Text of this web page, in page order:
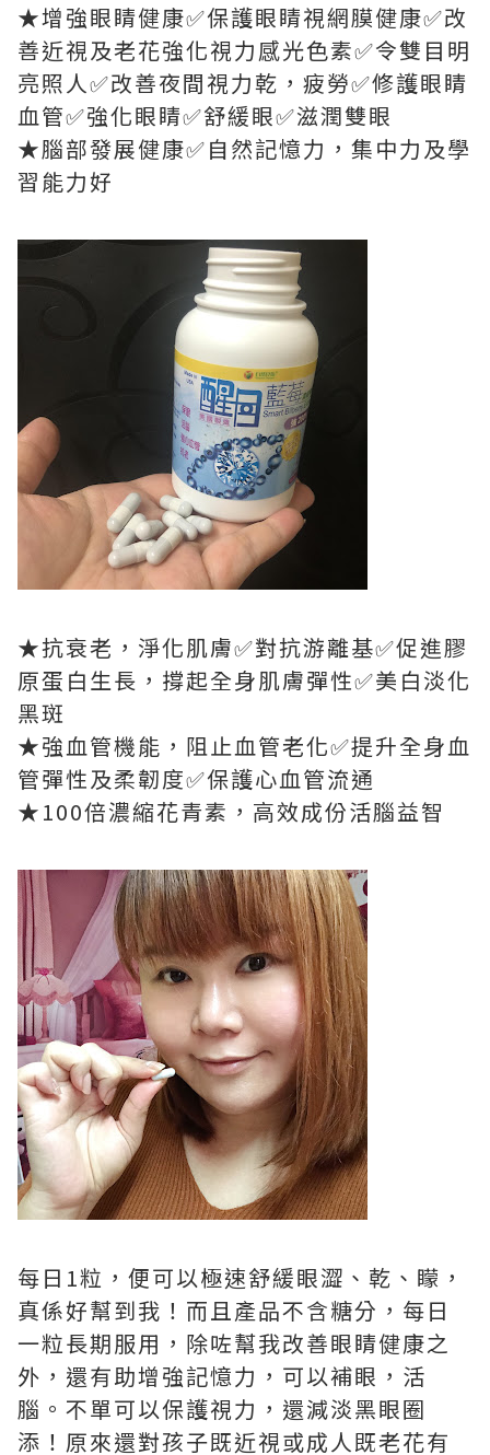
★增強眼睛健康✅保護眼睛視網膜健康✅改
善近視及老花強化視力感光色素✅令雙目明
亮照人✅改善夜間視力乾，疲勞✅修護眼睛
血管✅強化眼睛✅舒緩眼✅滋潤雙眼
★腦部發展健康✅自然記憶力，集中力及學
習能力好
★抗衰老，淨化肌膚✅對抗游離基✅促進膠
原蛋白生長，撐起全身肌膚彈性✅美白淡化
黑斑
★強血管機能，阻止血管老化✅提升全身血
管彈性及柔韌度✅保護心血管流通
★100倍濃縮花青素，高效成份活腦益智
每日1粒，便可以極速舒緩眼澀、乾、矇，
真係好幫到我！而且產品不含糖分，每日
一粒長期服用，除咗幫我改善眼睛健康之
外，還有助增強記憶力，可以補眼，活
腦。不單可以保護視力，還減淡黑眼圈
添！原來還對孩子既近視或成人既老花有